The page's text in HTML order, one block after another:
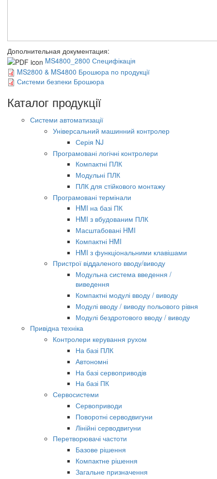
Дополнительная документация:
MS4800_2800 Специфікація
MS2800 & MS4800 Брошюра по продукції
Системи безпеки Брошюра
Каталог продукції
Системи автоматизації
Універсальний машинний контролер
Серія NJ
Програмовані логічні контролери
Компактні ПЛК
Модульні ПЛК
ПЛК для стійкового монтажу
Програмовані термінали
HMI на базі ПК
HMI з вбудованим ПЛК
Масштабовані HMI
Компактні HMI
HMI з функціональними клавішами
Пристрої віддаленого вводу/виводу
Модульна система введення /
виведення
Компактні модулі вводу / виводу
Модулі вводу / виводу польового рівня
Модулі бездротового вводу / виводу
Привідна техніка
Контролери керування рухом
На базі ПЛК
Автономні
На базі сервоприводів
На базі ПК
Сервосистеми
Сервоприводи
Поворотні серводвигуни
Лінійні серводвигуни
Перетворювачі частоти
Базове рішення
Компактне рішення
Загальне призначення